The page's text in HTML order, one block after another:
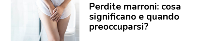
Perdite marroni: cosa
significano e quando
preoccuparsi?